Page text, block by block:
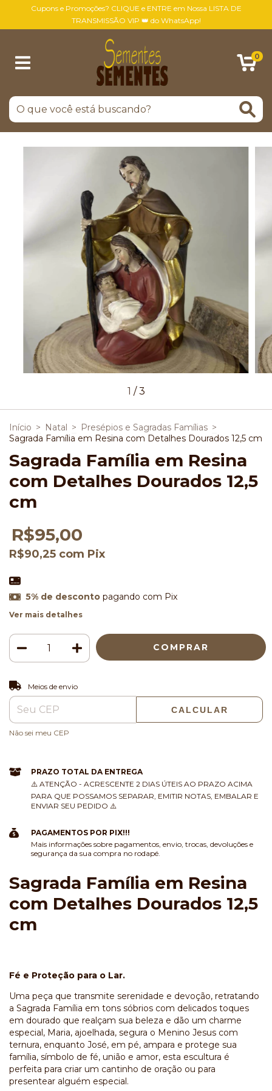
Cupons e Promoções? CLIQUE e ENTRE em Nossa LISTA DE
TRANSMISSÃO VIP 👑 do WhatsApp!
0
1 /3
Início > Natal > Presépios e Sagradas Famílias >
Sagrada Família em Resina com Detalhes Dourados 12,5 cm
Sagrada Família em Resina
com Detalhes Dourados 12,5
cm
R$95,00
R$90,25 com Pix
5% de descontopagando com Pix
Ver mais detalhes
Entregas para o CEP:
Meios de envio
CALCULAR
Não sei meu CEP
PRAZO TOTAL DA ENTREGA
⚠️ ATENÇÃO - ACRESCENTE 2 DIAS ÚTEIS AO PRAZO ACIMA
PARA QUE POSSAMOS SEPARAR, EMITIR NOTAS, EMBALAR E
ENVIAR SEU PEDIDO ⚠️
PAGAMENTOS POR PIX!!!
Mais informações sobre pagamentos, envio, trocas, devoluções e
segurança da sua compra no rodapé.
Sagrada Família em Resina
com Detalhes Dourados 12,5
cm
Fé e Proteção para o Lar.
Uma peça que transmite serenidade e devoção, retratando
a Sagrada Família em tons sóbrios com delicados toques
em dourado que realçam sua beleza e dão um charme
especial, Maria, ajoelhada, segura o Menino Jesus com
ternura, enquanto José, em pé, ampara e protege sua
família, símbolo de fé, união e amor, esta escultura é
perfeita para criar um cantinho de oração ou para
presentear alguém especial.